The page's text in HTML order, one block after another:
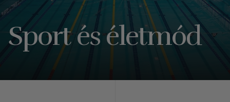
Sport és életmód